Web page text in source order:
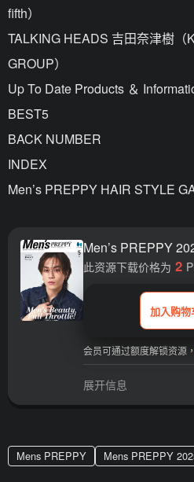
fifth）
TALKING HEADS 吉田奈津樹（
GROUP）
Up To Date Products ＆
BEST5
BACK NUMBER
INDEX
Men’s PREPPY HAIR STYLE
Men’s PREPPY
加入购物
此资源下载价格为 2
会员可通过额度解锁资源，
展开信息
Mens PREPPY Mens PREPPY